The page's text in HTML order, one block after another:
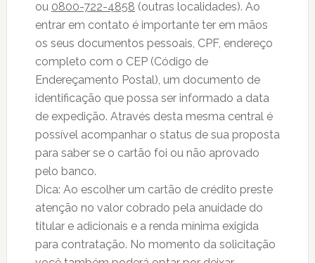
ou 0800-722-4858 (outras localidades). Ao
entrar em contato é importante ter em mãos
os seus documentos pessoais, CPF, endereço
completo com o CEP (Código de
Endereçamento Postal), um documento de
identificação que possa ser informado a data
de expedição. Através desta mesma central é
possível acompanhar o status de sua proposta
para saber se o cartão foi ou não aprovado
pelo banco.
Dica: Ao escolher um cartão de crédito preste
atenção no valor cobrado pela anuidade do
titular e adicionais e a renda mínima exigida
para contratação. No momento da solicitação